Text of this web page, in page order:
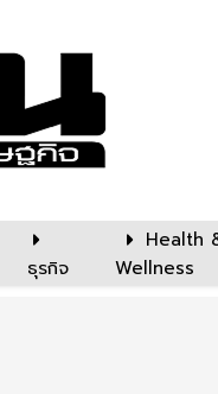
ธุรกิจ
Health
Wellness